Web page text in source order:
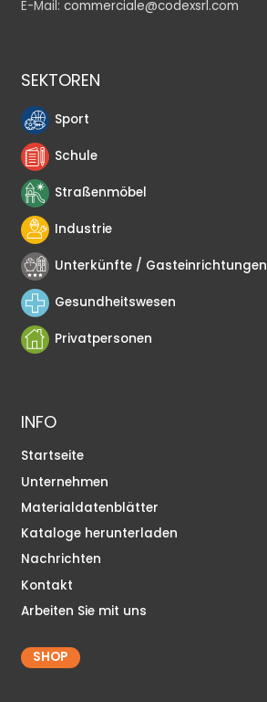
E-Mail: commerciale@codexsrl.com
SEKTOREN
Sport
Schule
Straßenmöbel
Industrie
Unterkünfte / Gasteinrichtungen
Gesundheitswesen
Privatpersonen
INFO
Startseite
Unternehmen
Materialdatenblätter
Kataloge herunterladen
Nachrichten
Kontakt
Arbeiten Sie mit uns
SHOP